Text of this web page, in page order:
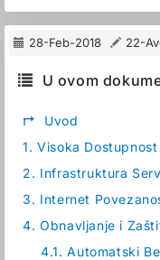
28-Feb-2018 22-
U ovom
↱
Uvod
1. Visoka Dostupnost
2. Infrastruktura
3. Internet
4. Obnavljanje i
4.1. Automatski